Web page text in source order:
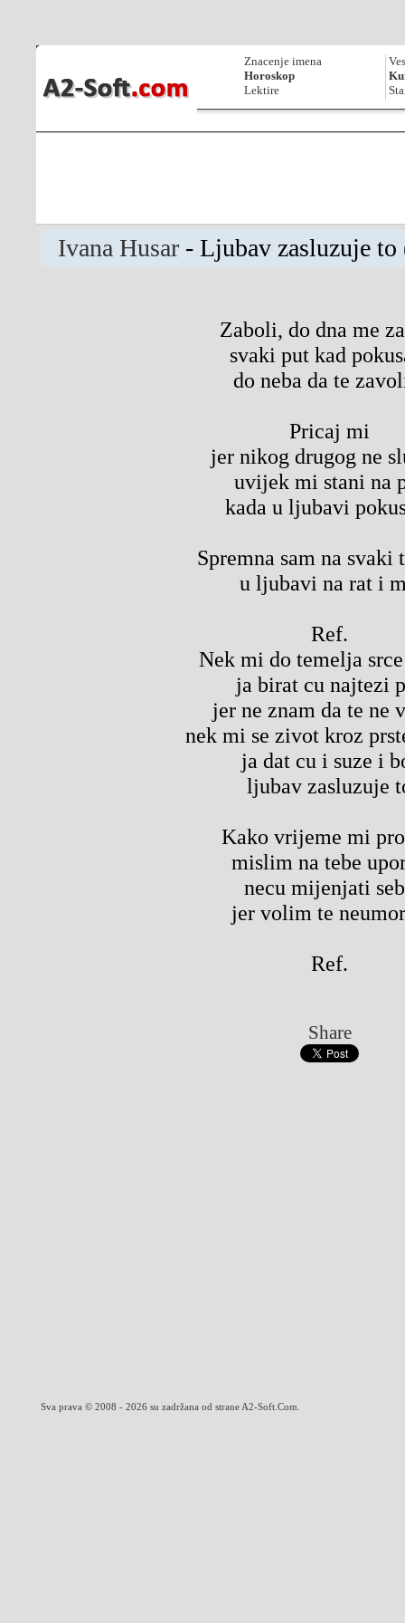
Znacenje imena
Horoskop
Lektire
Ivana Husar- Ljubav zasluzuje to
Zaboli, do dna me
svaki put kad
do neba da te
Pricaj mi
jer nikog drugog ne
uvijek mi stani na
kada u ljubavi
Spremna sam na svaki
u ljubavi na rat i
Ref.
Nek mi do temelja
ja birat cu najtezi
jer ne znam da te ne
nek mi se zivot kroz
ja dat cu i suze i
ljubav zasluzuje
Kako vrijeme mi
mislim na tebe
necu mijenjati
jer volim te
Ref.
Share
Sva prava © 2008 - 2026 su zadržana od strane A2-Soft.Com.